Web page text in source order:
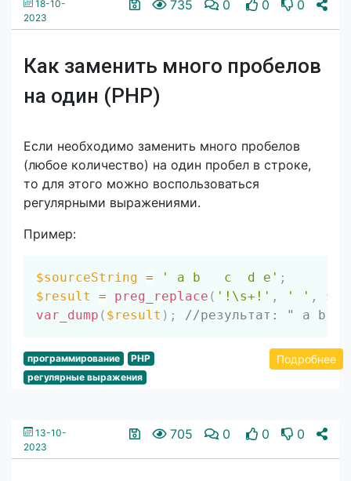
18-10-
2023
735 0 0 0
Как заменить много пробелов
на один (PHP)
Если необходимо заменить много пробелов
(любое количество) на один пробел в строке,
то для этого можно воспользоваться
регулярными выражениями.
Пример:
$sourceString = ' a b   c  d e' ;
$result
= preg_replace ( '!\s+!' , ' ' ,
var_dump ( $result ) ; //результат: " a b c
Скопировать
программирование
PHP
регулярные выражения
Подробнее
13-10-
2023
705 0 0 0